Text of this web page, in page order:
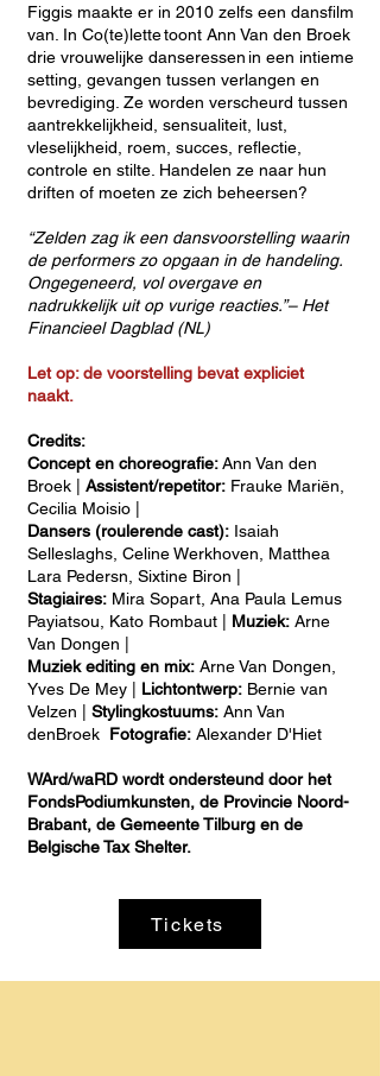
Figgis maakte er in 2010 zelfs een dansfilm
van. In Co(te)lette toont Ann Van den Broek
drie vrouwelijke danseressen in een intieme
setting, gevangen tussen verlangen en
bevrediging. Ze worden verscheurd tussen
aantrekkelijkheid, sensualiteit, lust,
vleselijkheid, roem, succes, reflectie,
controle en stilte. Handelen ze naar hun
driften of moeten ze zich beheersen?
“Zelden zag ik een dansvoorstelling waarin
de performers zo opgaan in de handeling.
Ongegeneerd, vol overgave en
nadrukkelijk uit op vurige reacties.”– Het
Financieel Dagblad (NL)
Let op: de voorstelling bevat expliciet
naakt.
Credits:
Concept en choreografie:Ann Van den
Broek | Assistent/repetitor: Frauke Mariën,
Cecilia Moisio |
Dansers (roulerende cast): Isaiah
Selleslaghs, Celine Werkhoven, Matthea
Lara Pedersn, Sixtine Biron |
Stagiaires: Mira Sopart, Ana Paula Lemus
Payiatsou, Kato Rombaut | Muziek: Arne
Van Dongen |
Muziek editing en mix: Arne Van Dongen,
Yves De Mey | Lichtontwerp: Bernie van
Velzen | Stylingkostuums: Ann Van
denBroek Fotografie: Alexander D'Hiet
WArd/waRD wordt ondersteund door het
FondsPodiumkunsten, de Provincie Noord-
Brabant, de Gemeente Tilburg en de
Belgische Tax Shelter.
Tickets